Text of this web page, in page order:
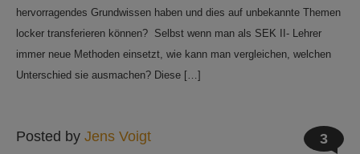
hervorragendes Grundwissen haben und dies auf unbekannte Themen
locker transferieren können? Selbst wenn man als SEK II- Lehrer
immer neue Methoden einsetzt, wie kann man vergleichen, welchen
Unterschied sie ausmachen? Diese […]
Posted by Jens Voigt 3